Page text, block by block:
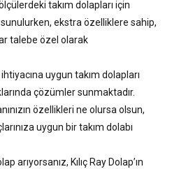
takım dolapları için
ekstra özelliklere sahip,
talebe özel olarak
uygun takım dolapları
çözümler sunmaktadır.
özellikleri ne olursa olsun,
uygun bir takım dolabı
arıyorsanız, Kılıç Ray Dolap’ın